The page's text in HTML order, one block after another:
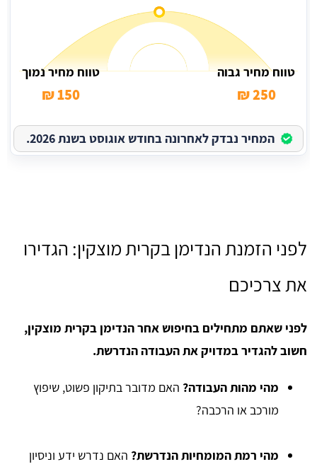
טווח מחיר גבוה
250 ₪
טווח מחיר נמוך
150 ₪
המחיר נבדק לאחרונה בחודש אוגוסט בשנת 2026.
לפני הזמנת הנדימן בקרית מוצקין: הגדירו
את צרכיכם
לפני שאתם מתחילים בחיפוש אחר הנדימן בקרית מוצקין,
חשוב להגדיר במדויק את העבודה הנדרשת.
מהי מהות העבודה? האם מדובר בתיקון פשוט, שיפוץ
מורכב או הרכבה?
מהי רמת המומחיות הנדרשת? האם נדרש ידע וניסיון